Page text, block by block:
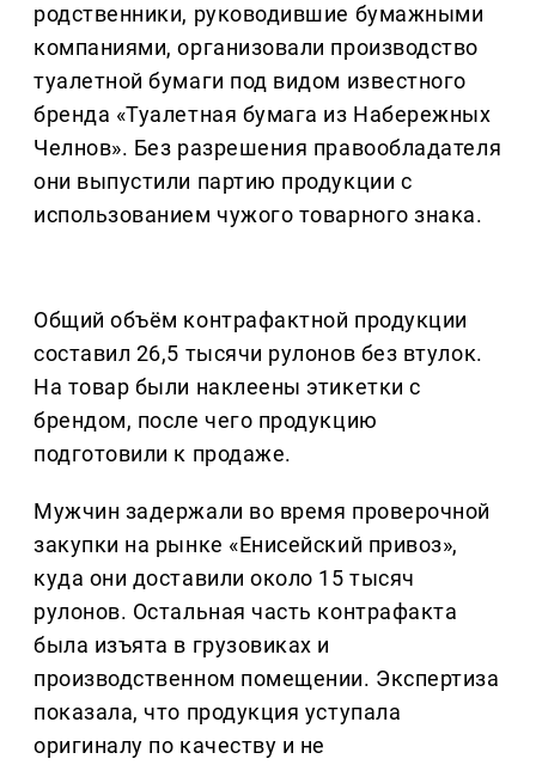
родственники, руководившие бумажными
компаниями, организовали производство
туалетной бумаги под видом известного
бренда «Туалетная бумага из Набережных
Челнов». Без разрешения правообладателя
они выпустили партию продукции с
использованием чужого товарного знака.
Общий объём контрафактной продукции
составил 26,5 тысячи рулонов без втулок.
На товар были наклеены этикетки с
брендом, после чего продукцию
подготовили к продаже.
Мужчин задержали во время проверочной
закупки на рынке «Енисейский привоз»,
куда они доставили около 15 тысяч
рулонов. Остальная часть контрафакта
была изъята в грузовиках и
производственном помещении. Экспертиза
показала, что продукция уступала
оригиналу по качеству и не